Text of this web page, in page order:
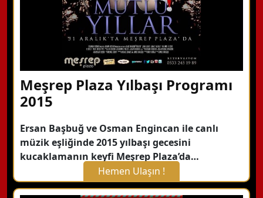
Meşrep Plaza Yılbaşı Programı
2015
Ersan Başbuğ ve Osman Engincan ile canlı
müzik eşliğinde 2015 yılbaşı gecesini
kucaklamanın keyfi Meşrep Plaza’da…
Hemen Ulaşın !
X Kapat